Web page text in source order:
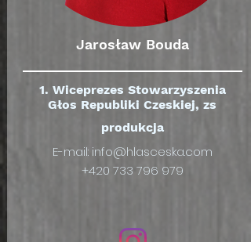
Jarosław Bouda
1. Wiceprezes Stowarzyszenia
Głos Republiki Czeskiej, zs
produkcja
E-mail: info@hlasceska.com
+420 733 796 979